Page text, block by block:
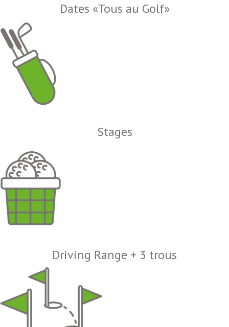
Dates «Tous au Golf»
Stages
Driving Range + 3 trous